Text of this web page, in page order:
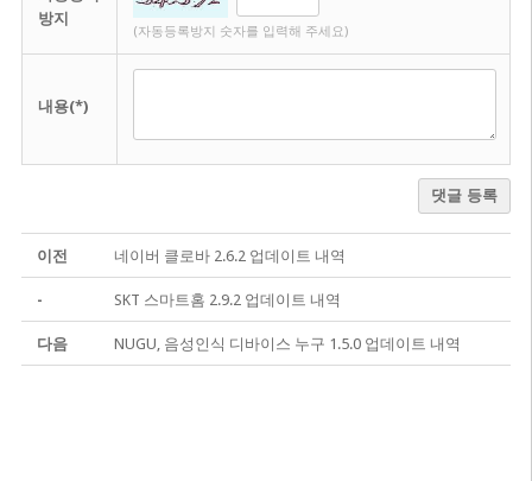
방지
(자동등록방지 숫자를 입력해 주세요)
내용(*)
댓글 등록
이전 네이버 클로바 2.6.2 업데이트 내역
- SKT 스마트홈 2.9.2 업데이트 내역
다음 NUGU, 음성인식 디바이스 누구 1.5.0 업데이트 내역